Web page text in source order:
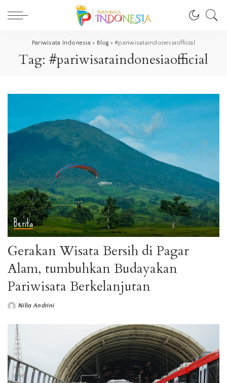
Pariwisata Indonesia > Blog >#pariwisataindonesiaofficial
Tag: #pariwisataindonesiaofficial
Berita
Gerakan Wisata Bersih di Pagar
Alam, tumbuhkan Budayakan
Pariwisata Berkelanjutan
Nilia Andrini